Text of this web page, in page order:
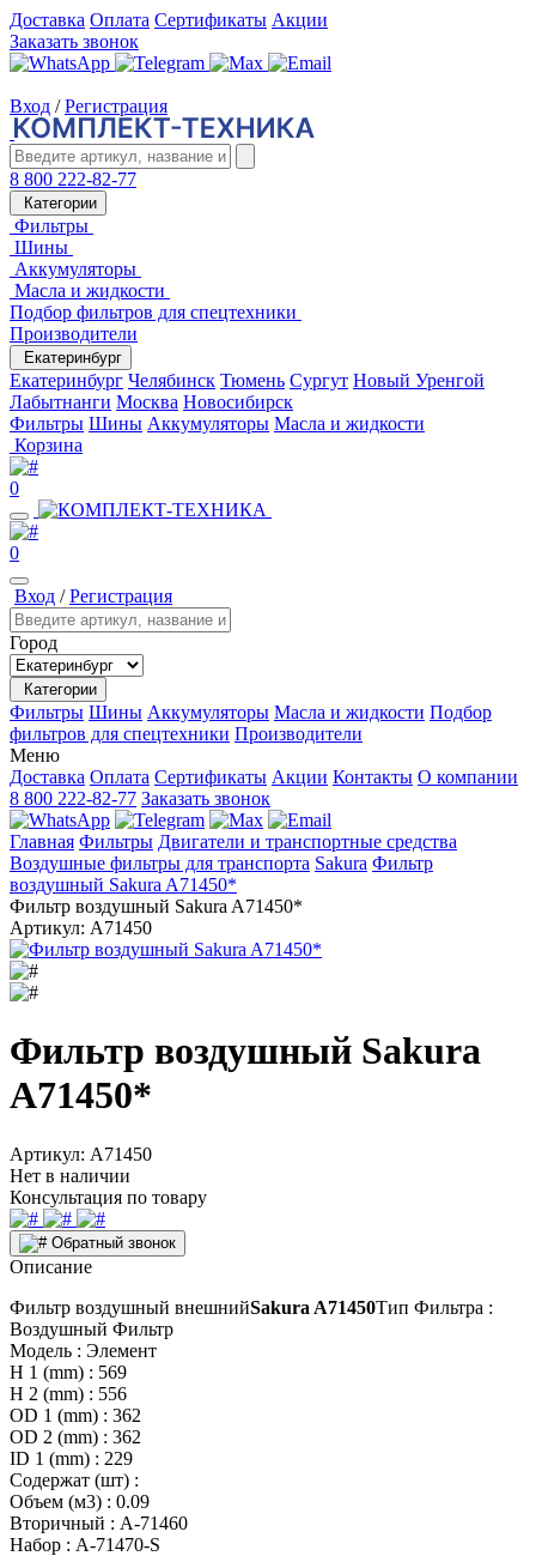
Доставка Оплата Сертификаты Акции
Заказать звонок
Вход / Регистрация
8 800 222-82-77
Категории
Фильтры
Шины
Аккумуляторы
Масла и жидкости
Подбор фильтров для спецтехники
Производители
Екатеринбург
Екатеринбург Челябинск Тюмень Сургут Новый Уренгой
Лабытнанги Москва Новосибирск
Фильтры Шины Аккумуляторы Масла и жидкости
Корзина
0
0
Вход /Регистрация
Город
Категории
Фильтры Шины Аккумуляторы Масла и жидкости Подбор
фильтров для спецтехники Производители
Меню
Доставка Оплата Сертификаты Акции Контакты О компании
8 800 222-82-77 Заказать звонок
Главная Фильтры Двигатели и транспортные средства
Воздушные фильтры для транспорта Sakura Фильтр
воздушный Sakura A71450*
Фильтр воздушный Sakura A71450*
Артикул: A71450
Фильтр воздушный Sakura
A71450*
Артикул: A71450
Нет в наличии
Консультация по товару
Обратный звонок
Описание
Фильтр воздушный внешнийSakura A71450Тип Фильтра :
Воздушный Фильтр
Модель : Элемент
H 1 (mm) : 569
H 2 (mm) : 556
OD 1 (mm) : 362
OD 2 (mm) : 362
ID 1 (mm) : 229
Содержат (шт) :
Объем (м3) : 0.09
Вторичный : A-71460
Набор : A-71470-S